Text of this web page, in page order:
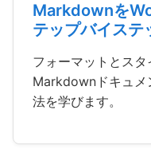
Markdownを
テップバイステ
フォーマットとスタ
Markdownドキュメ
法を学びます。